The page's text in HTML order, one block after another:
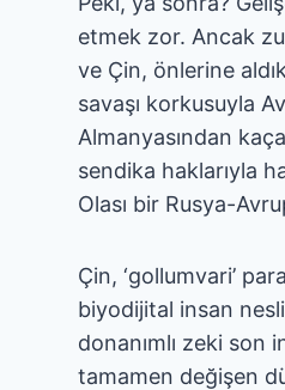
etmek zor. Ancak
ve Çin, önlerine
savaşı korkusuyla
Almanyasından
sendika haklarıyla
Olası bir Rusya-
Çin, ‘gollumvari’
biyodijital insan
donanımlı zeki son
tamamen değişen